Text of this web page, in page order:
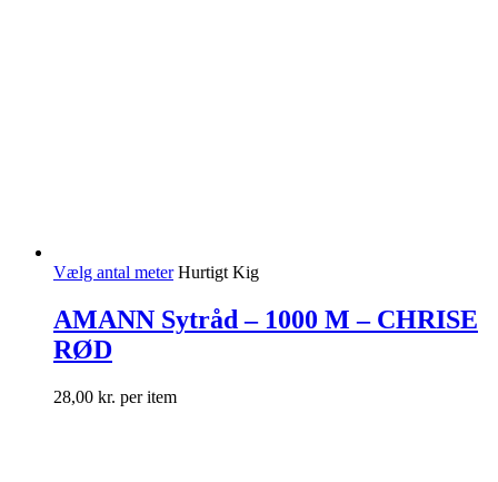
Vælg antal meter Hurtigt Kig
AMANN Sytråd – 1000 M – CHRISE
RØD
28,00 kr. per item